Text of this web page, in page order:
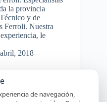
la provincia
y de
Ferroli. Nuestra
le
2018
de navegación,